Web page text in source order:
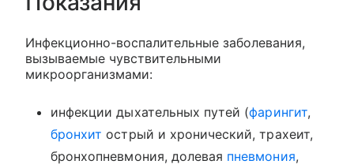
Инфекционно-воспалительные заболевания,
вызываемые чувствительными
микроорганизмами:
инфекции дыхательных путей (фарингит,
бронхит острый и хронический, трахеит,
бронхопневмония, долевая пневмония,